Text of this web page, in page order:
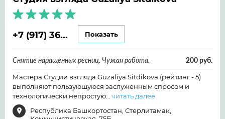
+7 (917) 36... Показать
Снятие наращенных ресниц. Чужая работа. 200 руб.
Мастера Студии взгляда Guzaliya Sitdikova (рейтинг - 5)
выполняют пользующуюся заслуженным спросом и
технологически непростую… читать далее
Республика Башкортостан, Стерлитамак,